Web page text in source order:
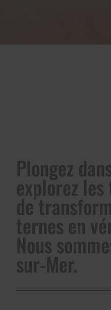
Plongez
explorez
de
ternes en
Nous
sur-Mer.